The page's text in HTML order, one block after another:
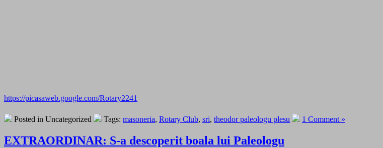
https://picasaweb.google.com/Rotary2241
Posted in Uncategorized Tags: masoneria, Rotary Club, sri, theodor paleologu plesu 1 Comment »
EXTRAORDINAR: S-a descoperit boala lui Paleologu